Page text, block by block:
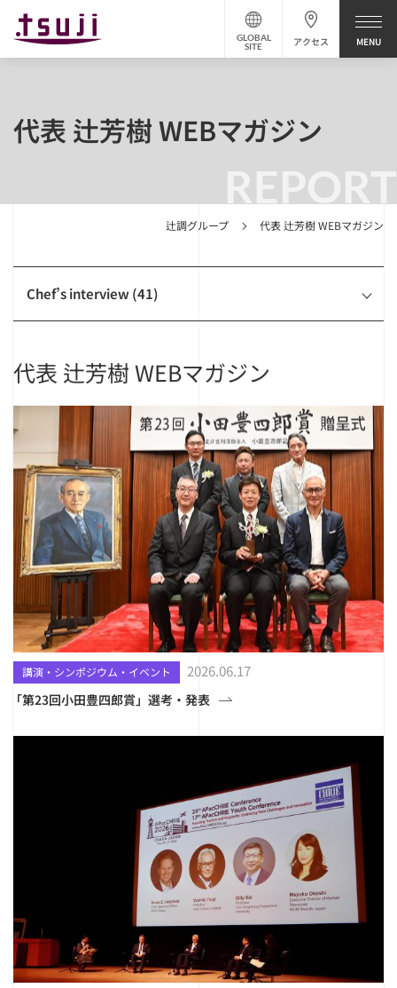
アクセス
GLOBAL
SITE
REPORT
辻調グループ 代表 辻芳樹 WEBマガジン
代表 辻芳樹 WEBマガジン
Chef’s interview (41)
代表 辻芳樹 WEBマガジン
講演・シンポジウム・イベント 2026.06.17
「第23回小田豊四郎賞」選考・発表